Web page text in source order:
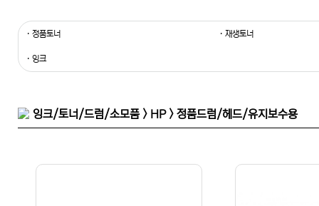
· 정품토너 · 재생토너
· 잉크
잉크/토너/드럼/소모품 > HP > 정품드럼/헤드/유지보수용